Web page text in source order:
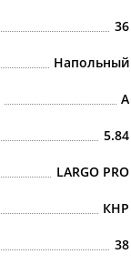
36
Напольный
А
5.84
LARGO PRO
КНР
38